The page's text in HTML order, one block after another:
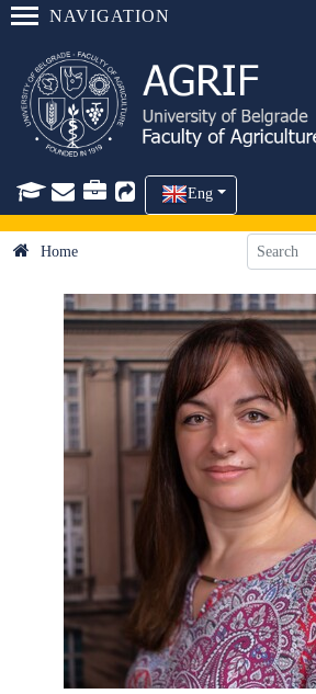
NAVIGATION
Eng
Home